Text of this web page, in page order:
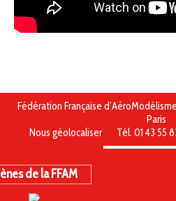
Fédération Française
Paris
Nous géolocaliser
Tél. 01 43
de la FFAM